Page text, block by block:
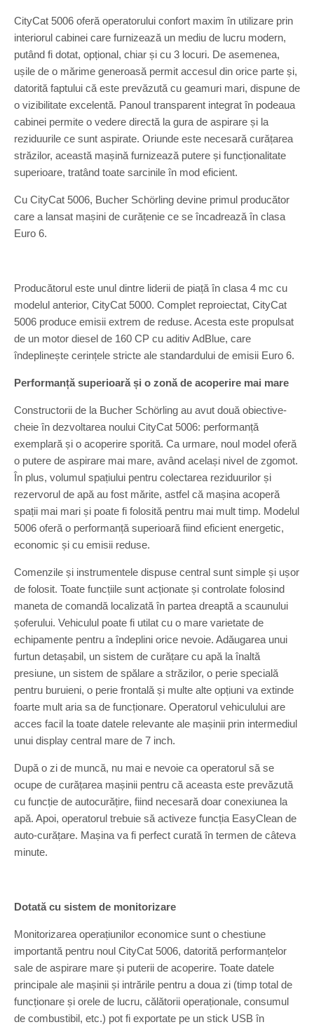
CityCat 5006 oferă operatorului confort maxim în utilizare prin
interiorul cabinei care furnizează un mediu de lucru modern,
putând fi dotat, opțional, chiar și cu 3 locuri. De asemenea,
ușile de o mărime generoasă permit accesul din orice parte și,
datorită faptului că este prevăzută cu geamuri mari, dispune de
o vizibilitate excelentă. Panoul transparent integrat în podeaua
cabinei permite o vedere directă la gura de aspirare și la
reziduurile ce sunt aspirate. Oriunde este necesară curățarea
străzilor, această mașină furnizează putere și funcționalitate
superioare, tratând toate sarcinile în mod eficient.
Cu CityCat 5006, Bucher Schörling devine primul producător
care a lansat mașini de curățenie ce se încadrează în clasa
Euro 6.
Producătorul este unul dintre liderii de piață în clasa 4 mc cu
modelul anterior, CityCat 5000. Complet reproiectat, CityCat
5006 produce emisii extrem de reduse. Acesta este propulsat
de un motor diesel de 160 CP cu aditiv AdBlue, care
îndeplinește cerințele stricte ale standardului de emisii Euro 6.
Performanță superioară și o zonă de acoperire mai mare
Constructorii de la Bucher Schörling au avut două obiective-
cheie în dezvoltarea noului CityCat 5006: performanță
exemplară și o acoperire sporită. Ca urmare, noul model oferă
o putere de aspirare mai mare, având același nivel de zgomot.
În plus, volumul spațiului pentru colectarea reziduurilor și
rezervorul de apă au fost mărite, astfel că mașina acoperă
spații mai mari și poate fi folosită pentru mai mult timp. Modelul
5006 oferă o performanță superioară fiind eficient energetic,
economic și cu emisii reduse.
Comenzile și instrumentele dispuse central sunt simple și ușor
de folosit. Toate funcțiile sunt acționate și controlate folosind
maneta de comandă localizată în partea dreaptă a scaunului
șoferului. Vehiculul poate fi utilat cu o mare varietate de
echipamente pentru a îndeplini orice nevoie. Adăugarea unui
furtun detașabil, un sistem de curățare cu apă la înaltă
presiune, un sistem de spălare a străzilor, o perie specială
pentru buruieni, o perie frontală și multe alte opțiuni va extinde
foarte mult aria sa de funcționare. Operatorul vehiculului are
acces facil la toate datele relevante ale mașinii prin intermediul
unui display central mare de 7 inch.
După o zi de muncă, nu mai e nevoie ca operatorul să se
ocupe de curățarea mașinii pentru că aceasta este prevăzută
cu funcție de autocurățire, fiind necesară doar conexiunea la
apă. Apoi, operatorul trebuie să activeze funcția EasyClean de
auto-curățare. Mașina va fi perfect curată în termen de câteva
minute.
Dotată cu sistem de monitorizare
Monitorizarea operațiunilor economice sunt o chestiune
importantă pentru noul CityCat 5006, datorită performanțelor
sale de aspirare mare și puterii de acoperire. Toate datele
principale ale mașinii și intrările pentru a doua zi (timp total de
funcționare și orele de lucru, călătorii operaționale, consumul
de combustibil, etc.) pot fi exportate pe un stick USB în